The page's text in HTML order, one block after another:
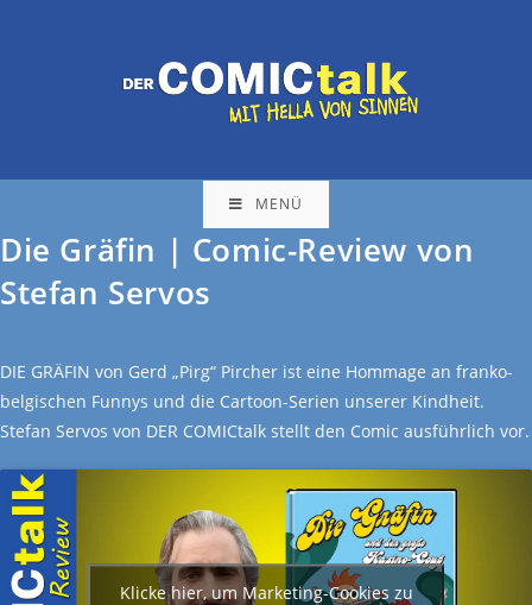
MENÜ
Die Gräfin | Comic-Review von
Stefan Servos
DIE GRÄFIN von Gerd „Pirg“ Pircher ist eine Hommage an franko-
belgischen Funnys und die Cartoon-Serien unserer Kindheit.
Stefan Servos von DER COMICtalk stellt den Comic ausführlich vor.
Klicke hier, um Marketing-Cookies zu